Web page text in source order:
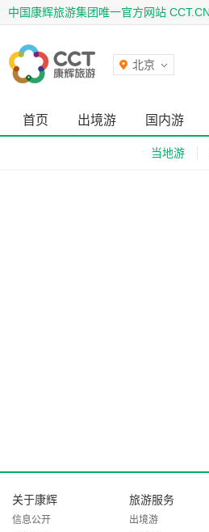
中国康辉旅游集团唯一官方网站 CCT.CN
北京
首页 出境游 国内游
当地游
关于康辉
信息公开
旅游服务
出境游